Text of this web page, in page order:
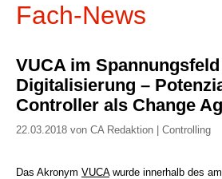
Fach-News
VUCA im
Digitalisierung –
Controller als Change
22.03.2018 von CA Redaktion | Controlling
Das Akronym VUCAwurde innerhalb des